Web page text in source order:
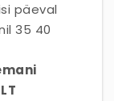
päeval
35 40